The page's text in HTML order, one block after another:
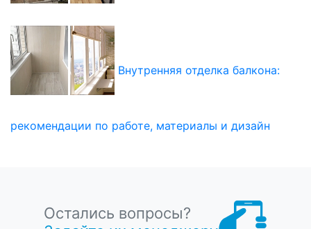
Внутренняя отделка балкона:
рекомендации по работе, материалы и дизайн
Остались вопросы?